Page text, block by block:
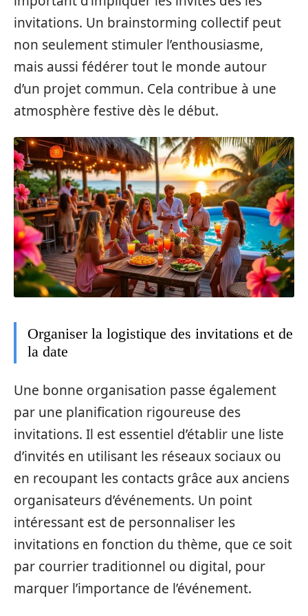
invitations. Un brainstorming collectif peut
non seulement stimuler l’enthousiasme,
mais aussi fédérer tout le monde autour
d’un projet commun. Cela contribue à une
atmosphère festive dès le début.
Organiser la logistique des invitations et de
la date
Une bonne organisation passe également
par une planification rigoureuse des
invitations. Il est essentiel d’établir une liste
d’invités en utilisant les réseaux sociaux ou
en recoupant les contacts grâce aux anciens
organisateurs d’événements. Un point
intéressant est de personnaliser les
invitations en fonction du thème, que ce soit
par courrier traditionnel ou digital, pour
marquer l’importance de l’événement.